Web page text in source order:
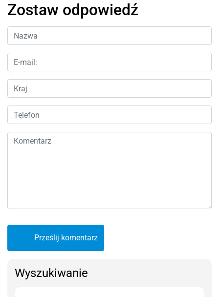
Zostaw odpowiedź
Prześlij komentarz
Wyszukiwanie